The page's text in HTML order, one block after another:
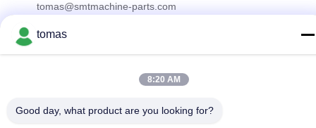
tomas@smtmachine-parts.com
Adres
D-526, Haye Science Park, 93# Weihe Road, Suzhou
Privacybeleid|Sitemap
tomas
8:20 AM
Good day, what product are you looking for?